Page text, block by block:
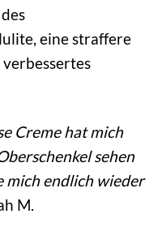
eine straffere
Creme hat mich
sehen
mich endlich wieder
M.